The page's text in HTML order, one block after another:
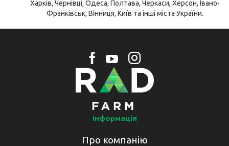
Харків, Чернівці, Одеса, Полтава, Черкаси, Херсон, Івано-
Франківськ, Вінниця, Київ та інші міста України.
Інформація
Про компанію